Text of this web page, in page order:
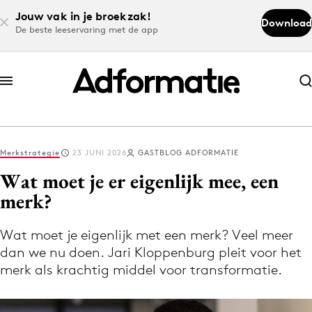
Jouw vak in je broekzak!
De beste leeservaring met de app
Download
Abonneer nu
Abonneer nu
Log in
Volg het laatste nieuws via de Adformatie
Nieuws app
Merkstrategie 23 JUNI 2026 GASTBLOG ADFORMATIE
Wat moet je er eigenlijk mee, een
merk?
Wat moet je eigenlijk met een merk? Veel meer
dan we nu doen. Jari Kloppenburg pleit voor het
merk als krachtig middel voor transformatie.